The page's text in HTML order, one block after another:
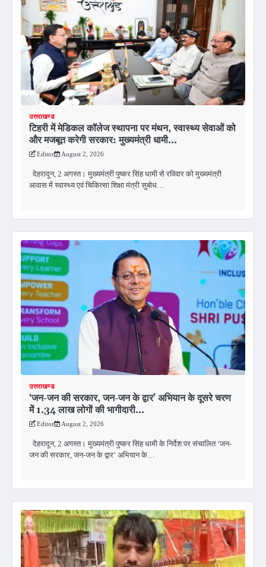
उत्तराखण्ड
टिहरी में मेडिकल कॉलेज स्थापना पर मंथन, स्वास्थ्य सेवाओं को
और मजबूत करेगी सरकार: मुख्यमंत्री धामी…
Editor August 2, 2026
देहरादून, 2 अगस्त। मुख्यमंत्री पुष्कर सिंह धामी से रविवार को मुख्यमंत्री
आवास में स्वास्थ्य एवं चिकित्सा शिक्षा मंत्री सुबोध…
उत्तराखण्ड
‘जन-जन की सरकार, जन-जन के द्वार’ अभियान के दूसरे चरण
में 1.34 लाख लोगों की भागीदारी…
Editor August 2, 2026
देहरादून, 2 अगस्त। मुख्यमंत्री पुष्कर सिंह धामी के निर्देश पर संचालित ‘जन-
जन की सरकार, जन-जन के द्वार’ अभियान के…